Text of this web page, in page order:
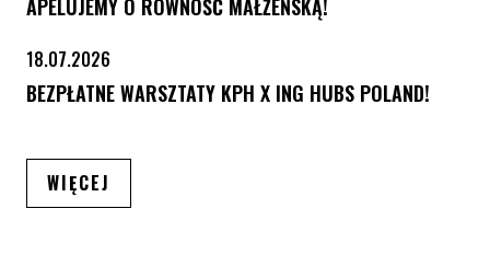
APELUJEMY O RÓWNOŚĆ MAŁŻEŃSKĄ!
18.07.2026
BEZPŁATNE WARSZTATY KPH X ING HUBS POLAND!
WIĘCEJ